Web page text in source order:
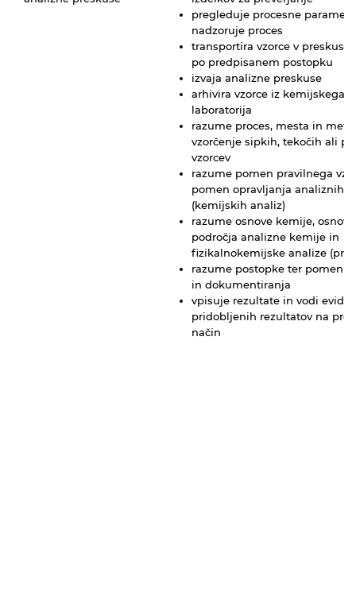
pregleduje procesne
nadzoruje proces
transportira vzorce v
po predpisanem postopku
izvaja analizne preskuse
arhivira vzorce iz kemijskega
laboratorija
razume proces, mesta in
vzorčenje sipkih, tekočih ali
vzorcev
razume pomen pravilnega
pomen opravljanja analiznih
(kemijskih analiz)
razume osnove kemije,
področja analizne kemije in
fizikalnokemijske analize
razume postopke ter pomen
in dokumentiranja
vpisuje rezultate in vodi
pridobljenih rezultatov na
način